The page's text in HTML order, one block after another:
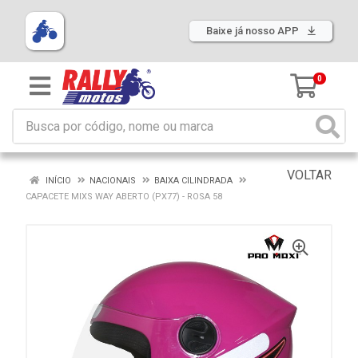
Baixe já nosso APP
0
VOLTAR
INÍCIO NACIONAIS
BAIXA CILINDRADA
CAPACETE MIXS WAY ABERTO (PX77) - ROSA 58